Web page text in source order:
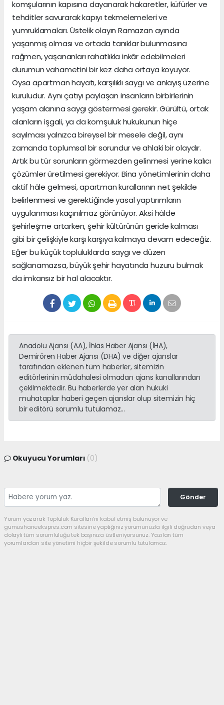
komşularının kapısına dayanarak hakaretler, küfürler ve
tehditler savurarak kapıyı tekmelemeleri ve
yumruklamaları. Üstelik olayın Ramazan ayında
yaşanmış olması ve ortada tanıklar bulunmasına
rağmen, yaşananları rahatlıkla inkâr edebilmeleri
durumun vahametini bir kez daha ortaya koyuyor.
Oysa apartman hayatı, karşılıklı saygı ve anlayış üzerine
kuruludur. Aynı çatıyı paylaşan insanların birbirlerinin
yaşam alanına saygı göstermesi gerekir. Gürültü, ortak
alanların işgali, ya da komşuluk hukukunun hiçe
sayılması yalnızca bireysel bir mesele değil, aynı
zamanda toplumsal bir sorundur ve ahlaki bir olaydır.
Artık bu tür sorunların görmezden gelinmesi yerine kalıcı
çözümler üretilmesi gerekiyor. Bina yönetimlerinin daha
aktif hâle gelmesi, apartman kurallarının net şekilde
belirlenmesi ve gerektiğinde yasal yaptırımların
uygulanması kaçınılmaz görünüyor. Aksi hâlde
şehirleşme artarken, şehir kültürünün geride kalması
gibi bir çelişkiyle karşı karşıya kalmaya devam edeceğiz.
Eğer bu küçük topluluklarda saygı ve düzen
sağlanamazsa, büyük şehir hayatında huzuru bulmak
da imkansız bir hal alacaktır.
Anadolu Ajansı (AA), İhlas Haber Ajansı (İHA),
Demirören Haber Ajansı (DHA) ve diğer ajanslar
tarafından eklenen tüm haberler, sitemizin
editörlerinin müdahalesi olmadan ajans kanallarından
çekilmektedir. Bu haberlerde yer alan hukuki
muhataplar haberi geçen ajanslar olup sitemizin hiç
bir editörü sorumlu tutulamaz...
Okuyucu Yorumları (0)
Gönder
Yorum yazarak Topluluk Kuralları’nı kabul etmiş bulunuyor ve
gumushaneekspres.com sitesine yaptığınız yorumunuzla ilgili doğrudan veya
dolaylı tüm sorumluluğu tek başınıza üstleniyorsunuz. Yazılan tüm
yorumlardan site yönetimi hiçbir şekilde sorumlu tutulamaz.